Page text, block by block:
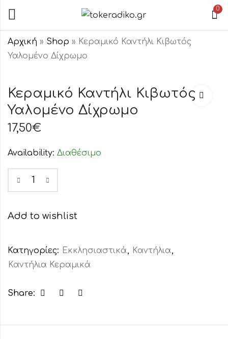
0
Αρχική » Shop » Κεραμικό Καντήλι Κιβωτός
Υαλομένο Δίχρωμο
Κιβωτός
Υαλομένο
Θυμιατό
Υαλομένο Μπλε
Κεραμικό Καντήλι Κιβωτός
Υαλομένο Δίχρωμο
17,50€
Availability: Διαθέσιμο
Add to wishlist
Κατηγορίες: Εκκλησιαστικά, Καντήλια,
Καντήλια Κεραμικά
Share: